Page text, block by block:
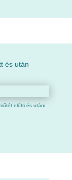
és után
előtti és utáni